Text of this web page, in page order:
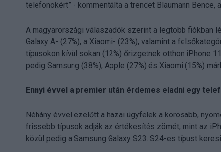
telefonokért” - kommentálta a trendet Blaumann Bence,
A magyarországi válaszadók szerint a legtöbb fiókban
Galaxy A- (27%), a Xiaomi- (23%), valamint a
típusokon kívül sokan (12%) őrizgetnek otthon iPhone
pedig Samsung (38%), Apple (27%) és Xiaomi (15%)
Ennyi évvel a premier után érdemes eladni egy
Néhány évvel ezelőtt a hazai ügyfelek a korosabb,
frissebb típusok adják az értékesítés zömét, mint az
közül pedig a Samsung Galaxy S23, S24-es típust